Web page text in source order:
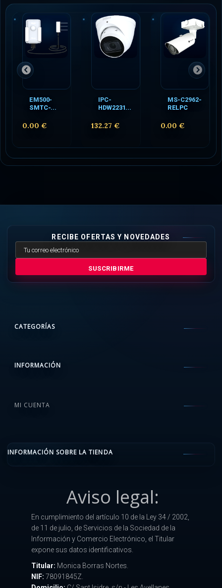
EM500-
SMTC-...
0.00 €
IPC-
HDW2231...
132.27 €
MS-C2962-
RELPC
0.00 €
RECIBE OFERTAS Y NOVEDADES
SUSCRIBIRME
CATEGORÍAS
INFORMACIÓN
MI CUENTA
INFORMACIÓN SOBRE LA TIENDA
Aviso legal:
En cumplimiento del artículo 10 de la Ley 34 / 2002,
de 11 de julio, de Servicios de la Sociedad de la
Información y Comercio Electrónico, el Titular
expone sus datos identificativos.
Titular: Monica Borras Nortes.
NIF: 78091845Z.